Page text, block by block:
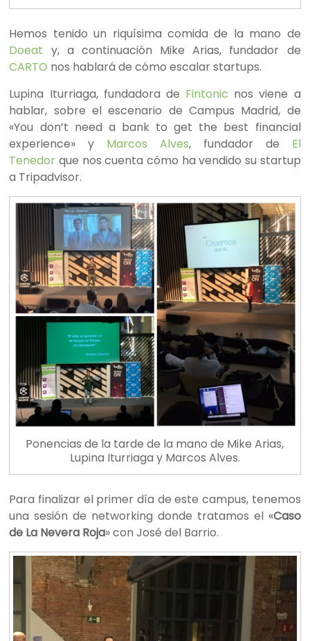
Hemos tenido un riquísima comida de la mano de
Doeat y, a continuación Mike Arias, fundador de
CARTO nos hablará de cómo escalar startups.
Lupina Iturriaga, fundadora de Fintonic nos viene a
hablar, sobre el escenario de Campus Madrid, de
«You don’t need a bank to get the best financial
experience» y Marcos Alves, fundador de El
Tenedor que nos cuenta cómo ha vendido su startup
a Tripadvisor.
Ponencias de la tarde de la mano de Mike Arias,
Lupina Iturriaga y Marcos Alves.
Para finalizar el primer día de este campus, tenemos
una sesión de networking donde tratamos el «Caso
de La Nevera Roja» con José del Barrio.